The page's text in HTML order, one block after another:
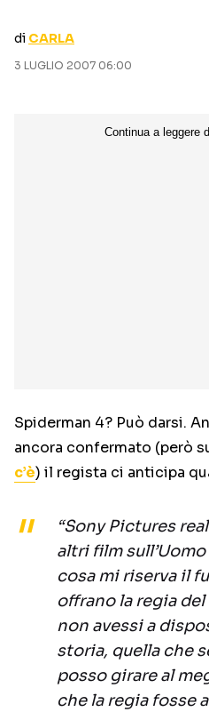
di CARLA
3 LUGLIO 2007 06:00
Spiderman 4? Può darsi.
ancora confermato (però
c’è) il regista ci anticipa
“Sony Pictures
altri film
cosa mi riserva il
offrano la regia
non avessi a
storia, quella che
posso girare al
che la regia fosse